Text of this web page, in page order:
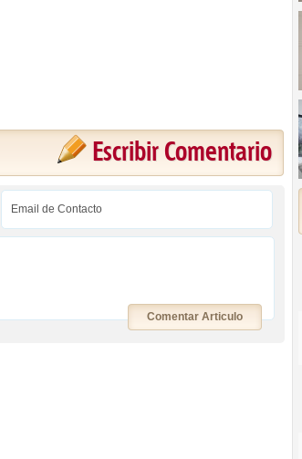
Escribir Comentario
Comentar Articulo